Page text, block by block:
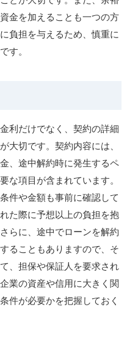
金を加えることも一つの方
負担を与えるため、慎重に
す。
利だけでなく、契約の詳細
大切です。契約内容には、
、途中解約時に発生するペ
な項目が含まれています。
件や金額も事前に確認して
た際に予想以上の負担を抱
らに、途中でローンを解約
ることもありますので、そ
、担保や保証人を要求され
業の資産や信用に大きく関
件が必要かを把握しておく